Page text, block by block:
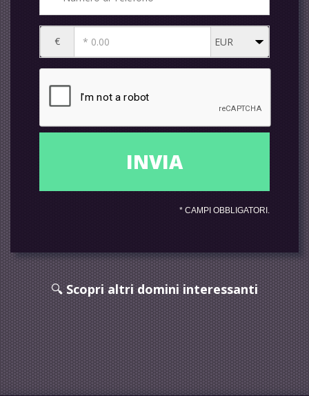
€
* CAMPI OBBLIGATORI.
🔍Scopri altri domini interessanti